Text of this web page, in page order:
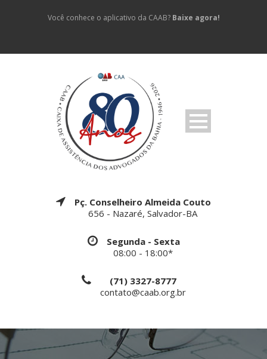
Você conhece o aplicativo da CAAB? Baixe agora!
Pç. Conselheiro Almeida Couto
656 - Nazaré, Salvador-BA
Segunda - Sexta
08:00 - 18:00*
(71) 3327-8777
contato@caab.org.br